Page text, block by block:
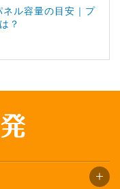
ネル容量の目安｜プ
？